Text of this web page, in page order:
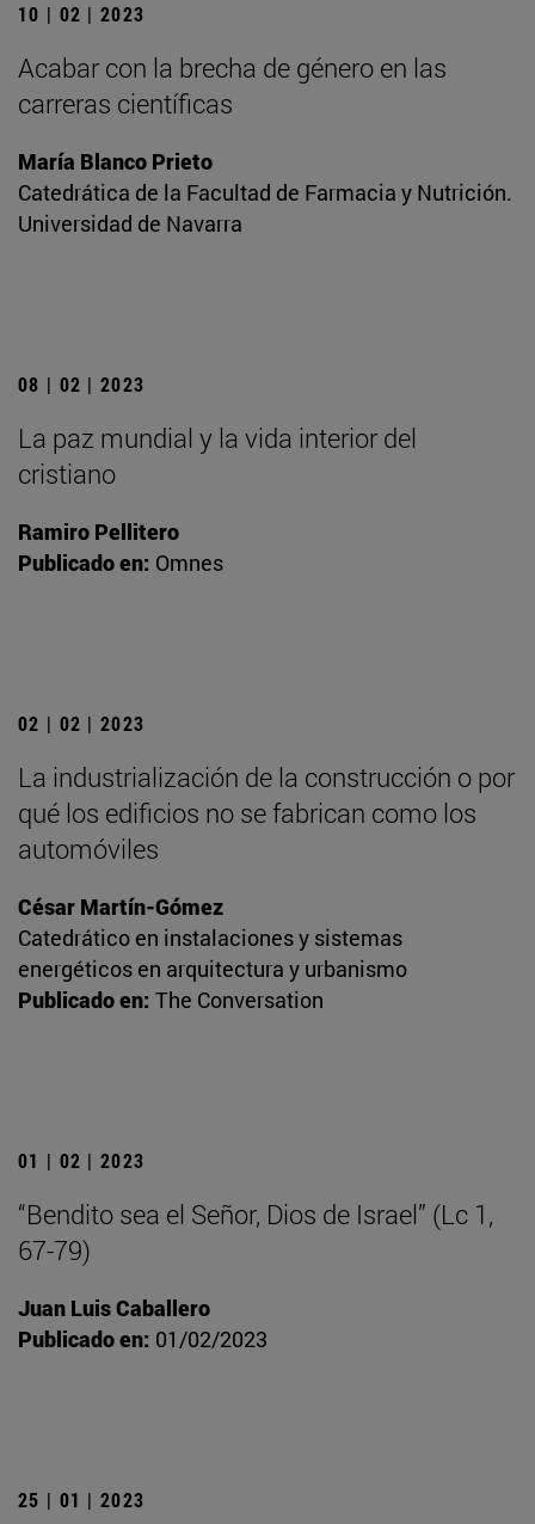
10 | 02 | 2023
Acabar con la brecha de género en las
carreras científicas
María Blanco Prieto
Catedrática de la Facultad de Farmacia y Nutrición.
Universidad de Navarra
08 | 02 | 2023
La paz mundial y la vida interior del
cristiano
Ramiro Pellitero
Publicado en: Omnes
02 | 02 | 2023
La industrialización de la construcción o por
qué los edificios no se fabrican como los
automóviles
César Martín-Gómez
Catedrático en instalaciones y sistemas
energéticos en arquitectura y urbanismo
Publicado en: The Conversation
01 | 02 | 2023
“Bendito sea el Señor, Dios de Israel” (Lc 1,
67-79)
Juan Luis Caballero
Publicado en: 01/02/2023
25 | 01 | 2023